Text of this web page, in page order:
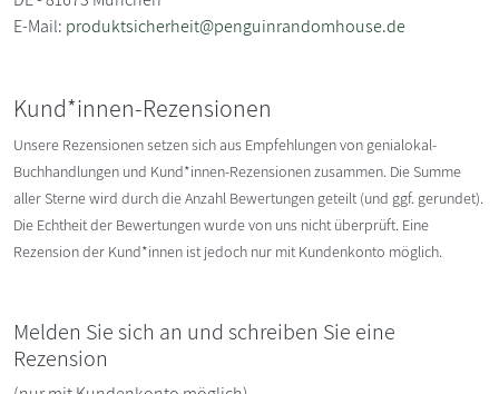
E-Mail: produktsicherheit@penguinrandomhouse.de
Kund*innen-Rezensionen
Unsere Rezensionen setzen sich aus Empfehlungen von genialokal-
Buchhandlungen und Kund*innen-Rezensionen zusammen. Die Summe
aller Sterne wird durch die Anzahl Bewertungen geteilt (und ggf. gerundet).
Die Echtheit der Bewertungen wurde von uns nicht überprüft. Eine
Rezension der Kund*innen ist jedoch nur mit Kundenkonto möglich.
Melden Sie sich an und schreiben Sie eine
Rezension